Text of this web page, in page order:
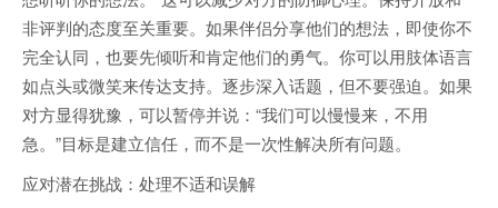
非评判的态度至关重要。如果伴侣分享他们的想法，即使你不
完全认同，也要先倾听和肯定他们的勇气。你可以用肢体语言
如点头或微笑来传达支持。逐步深入话题，但不要强迫。如果
对方显得犹豫，可以暂停并说：“我们可以慢慢来，不用
急。”目标是建立信任，而不是一次性解决所有问题。
应对潜在挑战：处理不适和误解